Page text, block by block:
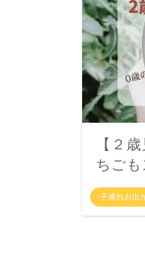
子連れお出
【２
ちごも